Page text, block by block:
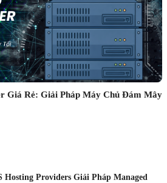
Giá Rẻ: Giải Pháp Máy Chủ Đám Mây
Hosting Providers Giải Pháp Managed